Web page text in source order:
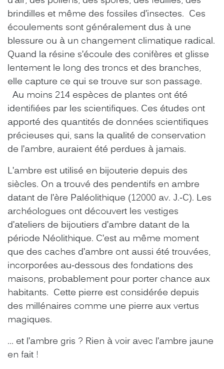
brindilles et même des fossiles d’insectes. Ces
écoulements sont généralement dus à une
blessure ou à un changement climatique radical.
Quand la résine s’écoule des conifères et glisse
lentement le long des troncs et des branches,
elle capture ce qui se trouve sur son passage.
Au moins 214 espèces de plantes ont été
identifiées par les scientifiques. Ces études ont
apporté des quantités de données scientifiques
précieuses qui, sans la qualité de conservation
de l’ambre, auraient été perdues à jamais.
L’ambre est utilisé en bijouterie depuis des
siècles. On a trouvé des pendentifs en ambre
datant de l’ère Paléolithique (12000 av. J.-C). Les
archéologues ont découvert les vestiges
d’ateliers de bijoutiers d’ambre datant de la
période Néolithique. C’est au même moment
que des caches d’ambre ont aussi été trouvées,
incorporées au-dessous des fondations des
maisons, probablement pour porter chance aux
habitants. Cette pierre est considérée depuis
des millénaires comme une pierre aux vertus
magiques.
… et l’ambre gris ? Rien à voir avec l’ambre jaune
en fait !